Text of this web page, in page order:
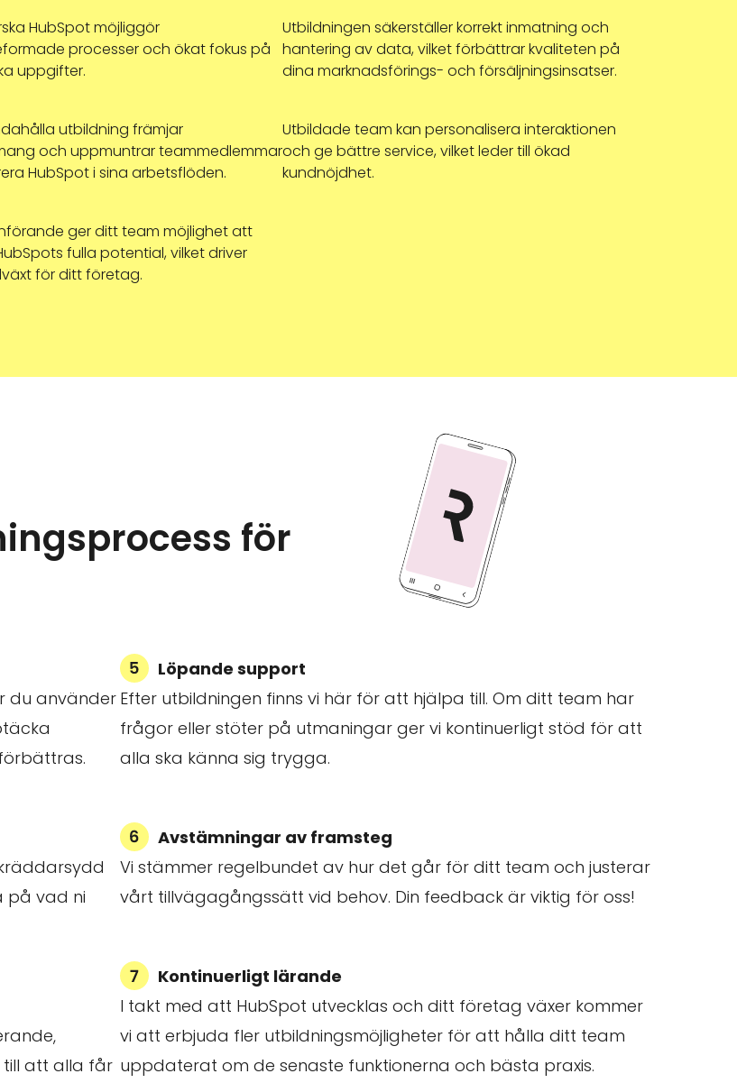
HubSpot möjliggör
processer och ökat fokus på
uppgifter.
Utbildningen säkerställer korrekt inmatning och
hantering av data, vilket förbättrar kvaliteten på
dina marknadsförings- och försäljningsinsatser.
utbildning främjar
och uppmuntrar teammedlemmar
HubSpot i sina arbetsflöden.
Utbildade team kan personalisera interaktionen
och ge bättre service, vilket leder till ökad
kundnöjdhet.
ger ditt team möjlighet att
fulla potential, vilket driver
för ditt företag.
för
du använder
på vad ni
till att alla får
Löpande support
Efter utbildningen finns vi här för att hjälpa till. Om ditt team har
frågor eller stöter på utmaningar ger vi kontinuerligt stöd för att
alla ska känna sig trygga.
Avstämningar av framsteg
Vi stämmer regelbundet av hur det går för ditt team och justerar
vårt tillvägagångssätt vid behov. Din feedback är viktig för oss!
Kontinuerligt lärande
I takt med att HubSpot utvecklas och ditt företag växer kommer
vi att erbjuda fler utbildningsmöjligheter för att hålla ditt team
uppdaterat om de senaste funktionerna och bästa praxis.